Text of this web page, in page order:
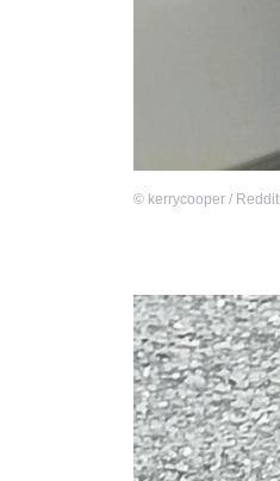
© kerrycooper / Reddit